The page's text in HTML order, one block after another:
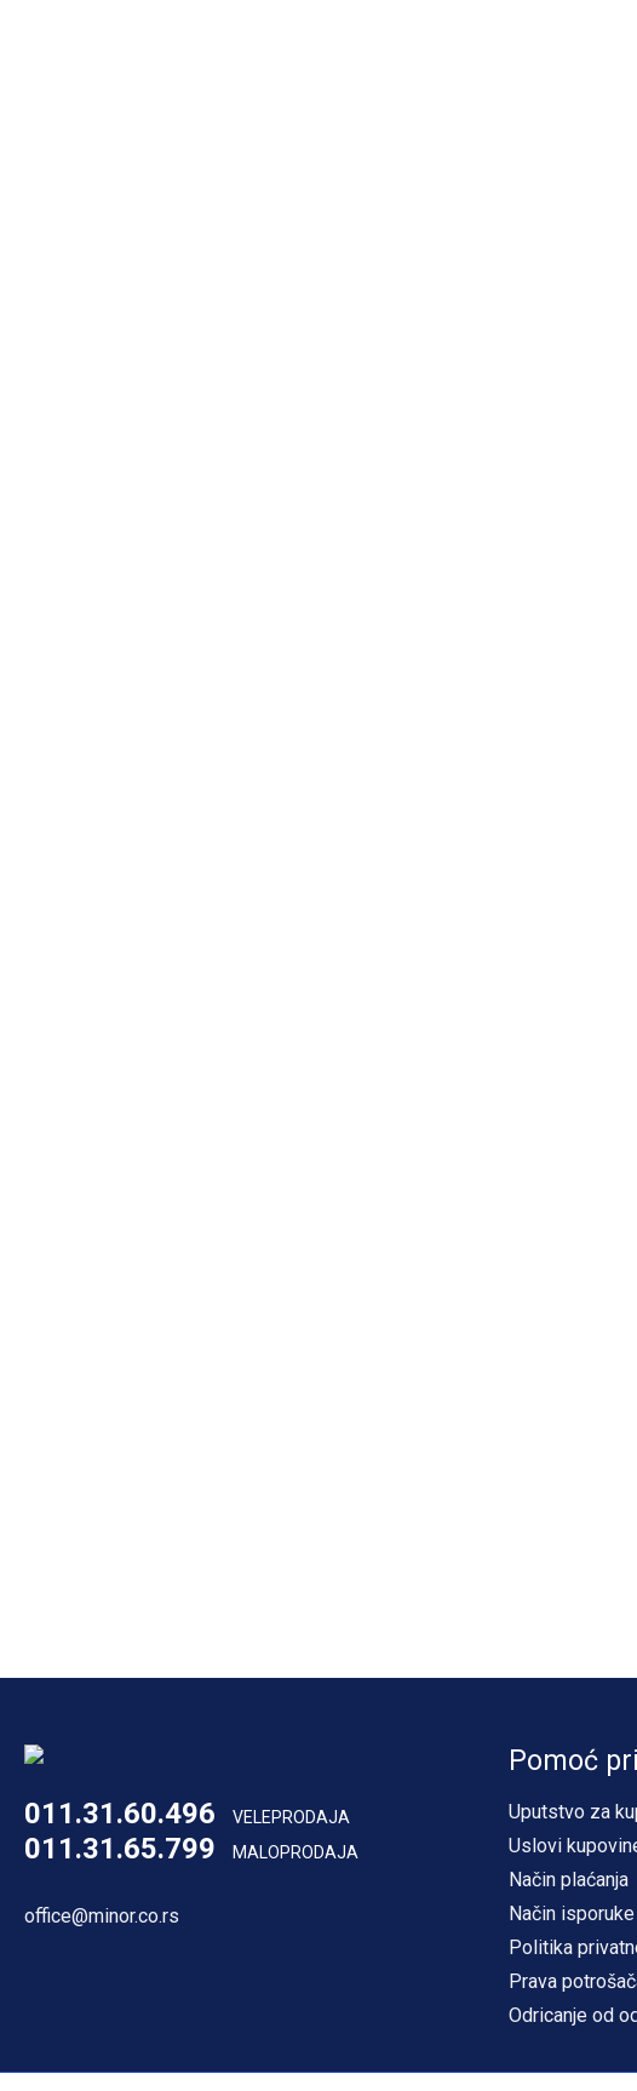
011.31.60.496 VELEPRODAJA
011.31.65.799 MALOPRODAJA
office@minor.co.rs
Pomoć
Uputstvo za
Uslovi
Način plaćanja
Način isporuke
Politika
Prava
Odricanje od